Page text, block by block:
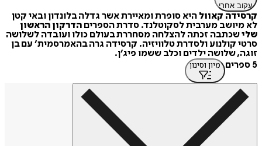
עקוב אחרי
קרסידה קאוול היא סופרת ומאיירת אשר גדלה בלונדון ובאי קטן
לא מיושב מערבית לסקוטלנד. סדרת הספרים הדרקון הראשון
שלישכתבה זכתה להצלחה מסחררת בעולם כולו ועובדה לשלושה
סרטי קולנוע ולסדרת טלוויזיה. קרסידה גרה בהאמרסמית׳ עם בן
זוגה, שלושה ילדים וכלב ששמו פיג׳ן.
5 ספרים
מיון וסינון